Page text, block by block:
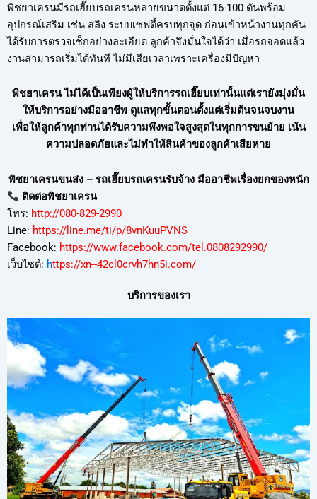
พิชยาเครนมีรถเฮี๊ยบรถเครนหลายขนาดตั้งแต่ 16-100 ตันพร้อม
อุปกรณ์เสริม เช่น สลิง ระบบเซฟตี้ครบทุกจุด ก่อนเข้าหน้างานทุกคัน
ได้รับการตรวจเช็กอย่างละเอียด ลูกค้าจึงมั่นใจได้ว่า เมื่อรถจอดแล้ว
งานสามารถเริ่มได้ทันที ไม่มีเสียเวลาเพราะเครื่องมีปัญหา
พิชยาเครน ไม่ได้เป็นเพียงผู้ให้บริการรถเฮี๊ยบเท่านั้นแต่เรายังมุ่งมั่น
ให้บริการอย่างมืออาชีพ ดูแลทุกขั้นตอนตั้งแต่เริ่มต้นจนจบงาน
เพื่อให้ลูกค้าทุกท่านได้รับความพึงพอใจสูงสุดในทุกการขนย้าย เน้น
ความปลอดภัยและไม่ทำให้สินค้าของลูกค้าเสียหาย
พิชยาเครนขนส่ง – รถเฮี๊ยบรถเครนรับจ้าง มืออาชีพเรื่องยกของหนัก
ติดต่อพิชยาเครน
โทร: http://080-829-2990
Line: https://line.me/ti/p/8vnKuuPVNS
Facebook: https://www.facebook.com/tel.0808292990/
เว็บไซต์: https://xn--42cl0crvh7hn5i.com/
บริการของเรา